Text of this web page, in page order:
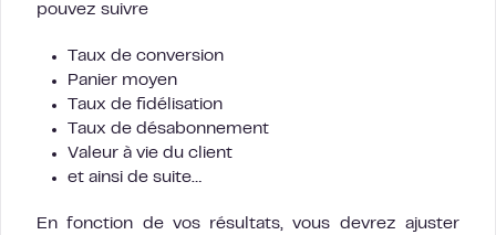
pouvez suivre
Taux de conversion
Panier moyen
Taux de fidélisation
Taux de désabonnement
Valeur à vie du client
et ainsi de suite…
En fonction de vos résultats, vous devrez ajuster